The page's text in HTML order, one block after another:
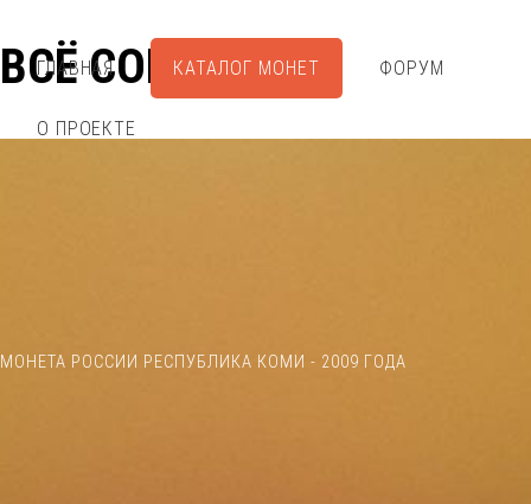
ВСЁ СОБРАЛ
ГЛАВНАЯ КАТАЛОГ МОНЕТ ФОРУМ
О ПРОЕКТЕ
МОНЕТА РОССИИ РЕСПУБЛИКА КОМИ - 2009 ГОДА